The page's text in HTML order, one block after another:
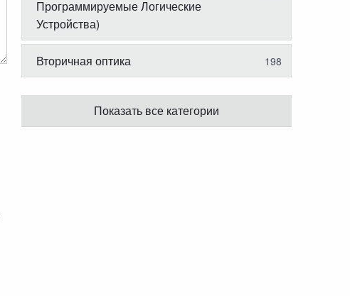
Программируемые Логические
Устройства)
Вторичная оптика 198
Показать все категории